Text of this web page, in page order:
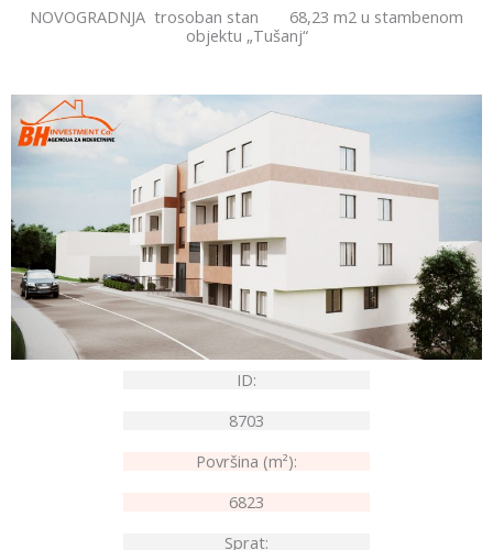
NOVOGRADNJA trosoban stan 68,23 m2 u stambenom
objektu „Tušanj“
ID:
8703
Površina (m²):
6823
Sprat: